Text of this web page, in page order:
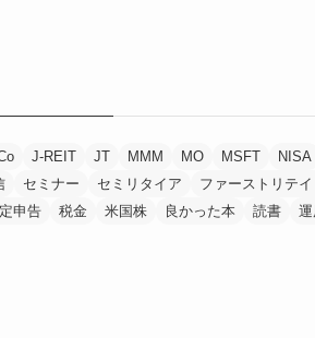
J-REIT JT MMM MO MSFT NISA
セミナー セミリタイア ファーストリテ
申告
税金 米国株 良かった本 読書